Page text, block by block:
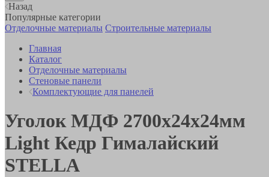
Назад
Популярные категории
Отделочные материалы Строительные материалы
Главная
Каталог
Отделочные материалы
Стеновые панели
Комплектующие для панелей
Уголок МДФ 2700х24х24мм
Light Кедр Гималайский
STELLA